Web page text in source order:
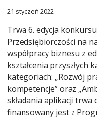
21 styczeń 2022
Trwa 6. edycja
Przedsiębiorczości na
współpracy biznesu z
kształcenia przyszłych
kategoriach: „Rozwój
kompetencje” oraz
składania aplikacji trwa
finansowany jest z